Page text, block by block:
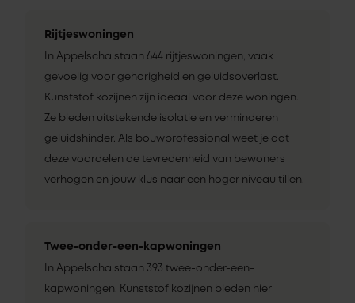
Rijtjeswoningen
In Appelscha staan 644 rijtjeswoningen, vaak
gevoelig voor gehorigheid en geluidsoverlast.
Kunststof kozijnen zijn ideaal voor deze woningen.
Ze bieden uitstekende isolatie en verminderen
geluidshinder. Als bouwprofessional weet je dat
deze voordelen de tevredenheid van bewoners
verhogen en jouw klus naar een hoger niveau tillen.
Twee-onder-een-kapwoningen
In Appelscha staan 393 twee-onder-een-
kapwoningen. Kunststof kozijnen bieden hier